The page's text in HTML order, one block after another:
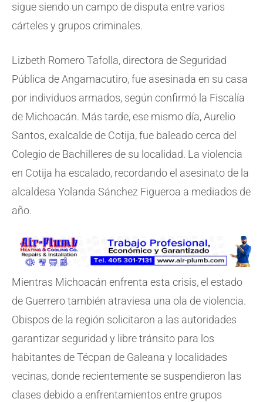
sigue siendo un campo de disputa entre varios
cárteles y grupos criminales.
Lizbeth Romero Tafolla, directora de Seguridad
Pública de Angamacutiro, fue asesinada en su casa
por individuos armados, según confirmó la Fiscalía
de Michoacán. Más tarde, ese mismo día, Aurelio
Santos, exalcalde de Cotija, fue baleado cerca del
Colegio de Bachilleres de su localidad. La violencia
en Cotija ha escalado, recordando el asesinato de la
alcaldesa Yolanda Sánchez Figueroa a mediados de
año.
Mientras Michoacán enfrenta esta crisis, el estado
de Guerrero también atraviesa una ola de violencia.
Obispos de la región solicitaron a las autoridades
garantizar seguridad y libre tránsito para los
habitantes de Técpan de Galeana y localidades
vecinas, donde recientemente se suspendieron las
clases debido a enfrentamientos entre grupos